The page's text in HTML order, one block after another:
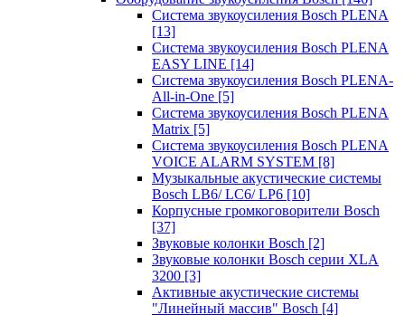
Система звукоусиления Bosch PLENA
[13]
Система звукоусиления Bosch PLENA
EASY LINE [14]
Система звукоусиления Bosch PLENA-
All-in-One [5]
Система звукоусиления Bosch PLENA
Matrix [5]
Система звукоусиления Bosch PLENA
VOICE ALARM SYSTEM [8]
Музыкальные акустические системы
Bosch LB6/ LC6/ LP6 [10]
Корпусные громкоговорители Bosch
[37]
Звуковые колонки Bosch [2]
Звуковые колонки Bosch серии XLA
3200 [3]
Активные акустические системы
"Линейный массив" Bosch [4]